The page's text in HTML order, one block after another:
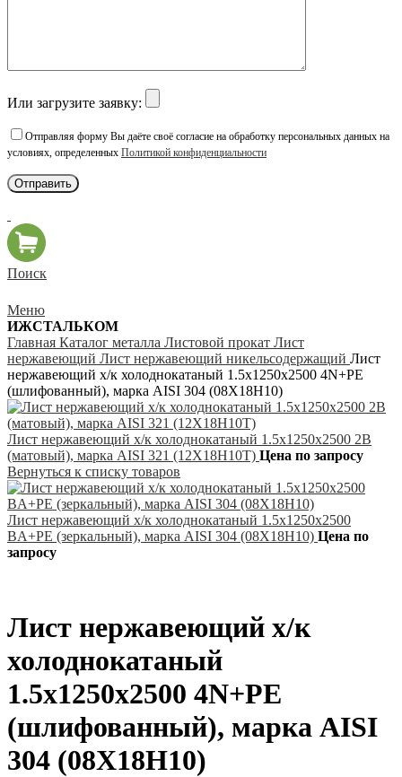
Или загрузите заявку:
Отправляя форму Вы даёте своё согласие на обработку персональных данных на
условиях, определенных Политикой конфиденциальности
Поиск
Меню
ИЖСТАЛЬКОМ
Главная Каталог металла Листовой прокат Лист
нержавеющий Лист нержавеющий никельсодержащий Лист
нержавеющий х/к холоднокатаный 1.5х1250х2500 4N+PE
(шлифованный), марка AISI 304 (08Х18Н10)
Лист нержавеющий х/к холоднокатаный 1.5х1250х2500 2B
(матовый), марка AISI 321 (12Х18Н10Т) Цена по запросу
Вернуться к списку товаров
Лист нержавеющий х/к холоднокатаный 1.5х1250х2500
BA+PE (зеркальный), марка AISI 304 (08Х18Н10) Цена по
запросу
Лист нержавеющий х/к
холоднокатаный
1.5х1250х2500 4N+PE
(шлифованный), марка AISI
304 (08Х18Н10)